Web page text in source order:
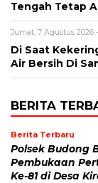
Tengah Tetap
Jumat, 7 Agustus 2026
Di Saat
Air Bersih Di
BERITA
Berita Terbaru
Polsek Budong
Pembukaan
Ke-81 di Desa